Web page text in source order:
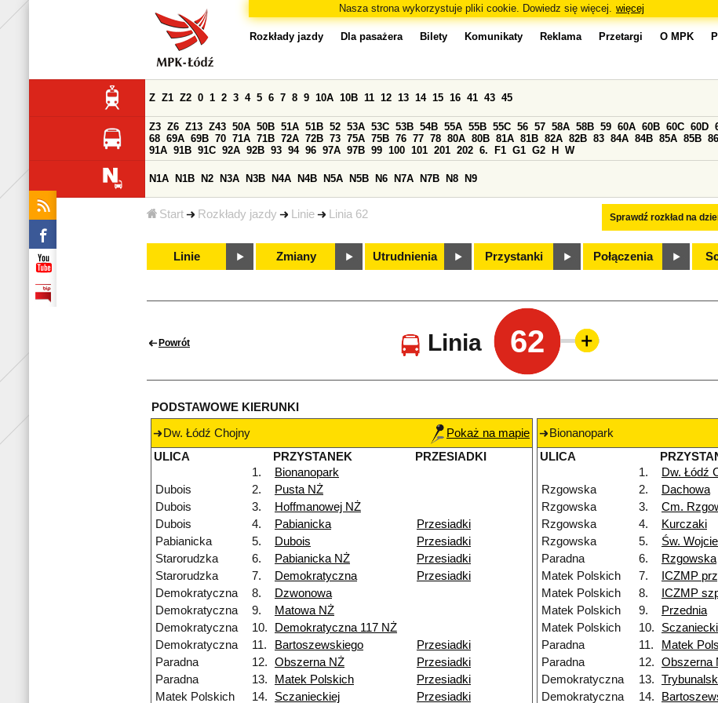
Nasza strona wykorzystuje pliki cookie. Dowiedz się więcej. więcej
Start Rozkłady jazdy Linie Linia 62
Rozkłady jazdy Dla pasażera Bilety Komunikaty Reklama Przetargi O MPK
Sprawdź rozkład na
Z Z1 Z2 0 1 2 3 4 5 6 7 8 9 10A 10B 11 12 13 14 15 16 41 43 45
Z3 Z6 Z13 Z43 50A 50B 51A 51B 52 53A 53C 53B 54B 55A 55B 55C 56 57 58A 58B 59 60A 60B 60C 60D
68 69A 69B 70 71A 71B 72A 72B 73 75A 75B 76 77 78 80A 80B 81A 81B 82A 82B 83 84A 84B 85A 85B 86
91A 91B 91C 92A 92B 93 94 96 97A 97B 99 100 101 201 202 6. F1 G1 G2 H W
N1A N1B N2 N3A N3B N4A N4B N5A N5B N6 N7A N7B N8 N9
Linie Zmiany Utrudnienia Przystanki Połączenia
Powrót Linia 62
PODSTAWOWE KIERUNKI
Dw. Łódź Chojny
Pokaż na mapie
ULICA
PRZYSTANEK
PRZESIADKI
1.
Bionanopark
Dubois
2.
Pusta NŻ
Dubois
3.
Hoffmanowej NŻ
Dubois
4. Pabianicka
Przesiadki
Pabianicka
5. Dubois
Przesiadki
Starorudzka
6. Pabianicka NŻ
Przesiadki
Starorudzka
7. Demokratyczna
Przesiadki
Demokratyczna
8.
Dzwonowa
Demokratyczna
9.
Matowa NŻ
Demokratyczna
10.
Demokratyczna 117 NŻ
Demokratyczna
11. Bartoszewskiego
Przesiadki
Paradna
12. Obszerna NŻ
Przesiadki
Paradna
13. Matek Polskich
Przesiadki
Matek Polskich
14. Sczanieckiej Przesiadki
Bionanopark
ULICA
1.
Dw. Łódź
Rzgowska
2. Dachowa
Rzgowska
3. Cm.
Rzgowska
4. Kurczaki
Rzgowska
5. Św.
Paradna
6. Rzgowska
Matek Polskich
7. ICZMP
Matek Polskich
8. ICZMP
Matek Polskich
9. Przednia
Matek Polskich
10.
Paradna
11. Matek
Paradna
12. Obszerna
Demokratyczna
13.
Demokratyczna
14.